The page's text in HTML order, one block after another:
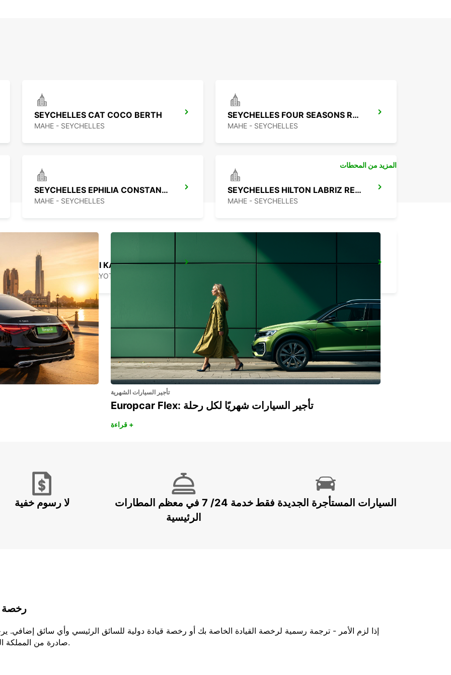
SEYCHELLES CAT COCO BERTH
MAHE - SEYCHELLES
SEYCHELLES FOUR SEASONS RESORT
MAHE - SEYCHELLES
SEYCHELLES EPHILIA CONSTANCE RESORT
MAHE - SEYCHELLES
SEYCHELLES HILTON LABRIZ RESORT
MAHE - SEYCHELLES
MAMOUDZOU ZI KAWENI
MAMOUDZOU - MAYOTTE
MAMOUDZOU HOTEL CARIBOU
المزيد من المحطات
تأجير السيارات الشهرية
Europcar Flex: تأجير السيارات شهريًا لكل رحلة
قراءة +
لا رسوم خفية
خدمة 24/ 7 في معظم المطارات
الرئيسية
السيارات المستأجرة الجديدة فقط
رخصة
إذا لزم الأمر - ترجمة رسمية لرخصة القيادة الخاصة بك أو رخصة قيادة دولية للسائق الرئيسي وأي سائق إضافي.
صادرة من المملكة المتحدة، يجب عليك إحضار كلا الجزئين من رخصتك.